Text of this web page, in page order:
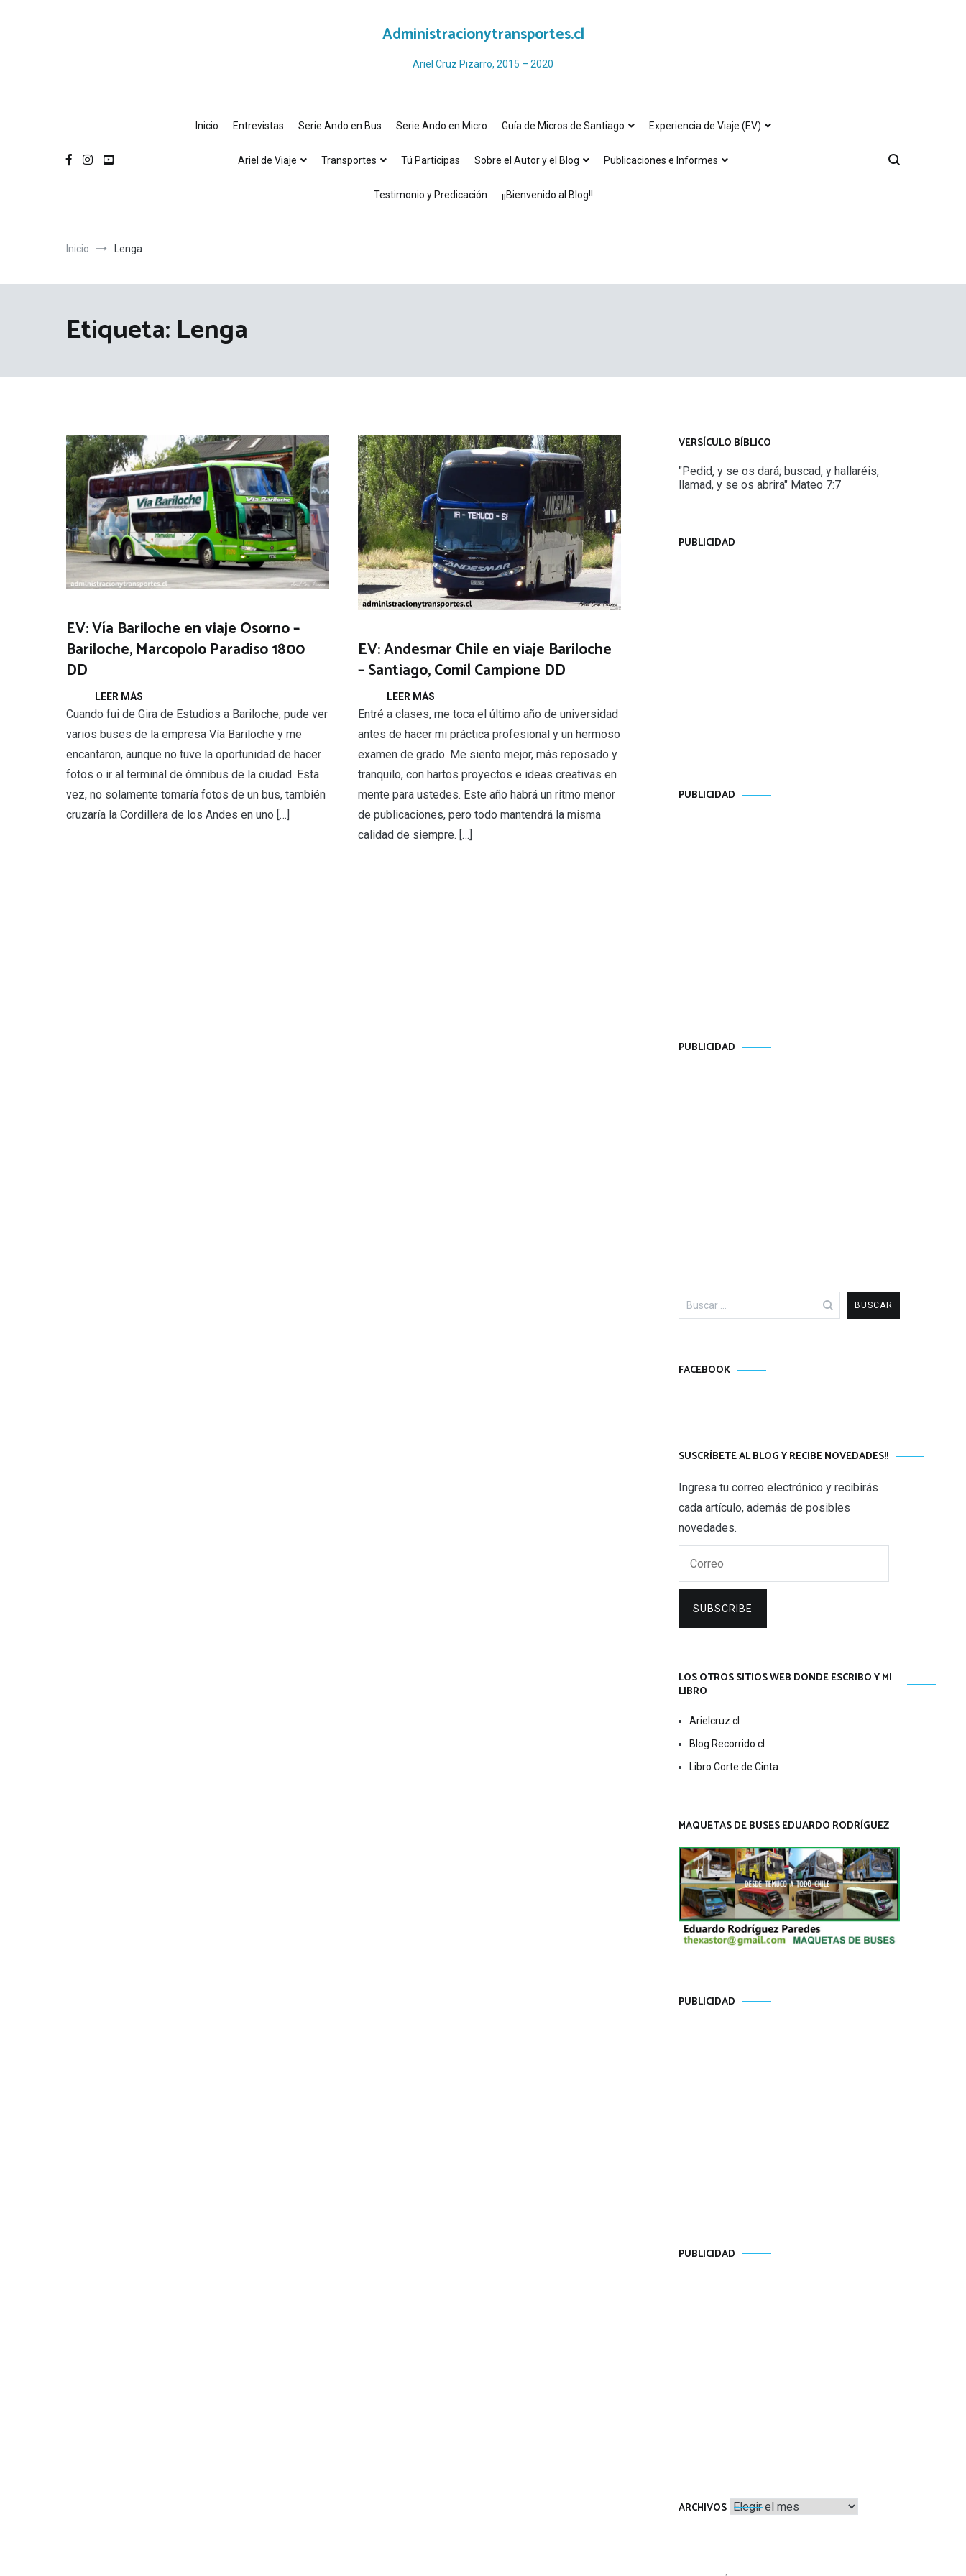
Administracionytransportes.cl
Ariel Cruz Pizarro, 2015 – 2020
Inicio Entrevistas Serie Ando en Bus Serie Ando en Micro Guía de Micros de Santiago Experiencia de Viaje (EV)
Ariel de Viaje Transportes Tú Participas Sobre el Autor y el Blog Publicaciones e Informes
Testimonio y Predicación ¡¡Bienvenido al Blog!!
Inicio Lenga
Etiqueta: Lenga
EV: Vía Bariloche en viaje Osorno –
Bariloche, Marcopolo Paradiso 1800
DD
LEER MÁS
Cuando fui de Gira de Estudios a Bariloche, pude ver
varios buses de la empresa Vía Bariloche y me
encantaron, aunque no tuve la oportunidad de hacer
fotos o ir al terminal de ómnibus de la ciudad. Esta
vez, no solamente tomaría fotos de un bus, también
cruzaría la Cordillera de los Andes en uno […]
EV: Andesmar Chile en viaje Bariloche
– Santiago, Comil Campione DD
LEER MÁS
Entré a clases, me toca el último año de universidad
antes de hacer mi práctica profesional y un hermoso
examen de grado. Me siento mejor, más reposado y
tranquilo, con hartos proyectos e ideas creativas en
mente para ustedes. Este año habrá un ritmo menor
de publicaciones, pero todo mantendrá la misma
calidad de siempre. […]
VERSÍCULO BÍBLICO
"Pedid, y se os dará; buscad, y hallaréis,
llamad, y se os abrira" Mateo 7:7
PUBLICIDAD
PUBLICIDAD
PUBLICIDAD
Buscar:
FACEBOOK
SUSCRÍBETE AL BLOG Y RECIBE NOVEDADES!!
Ingresa tu correo electrónico y recibirás
cada artículo, además de posibles
novedades.
SUBSCRIBE
LOS OTROS SITIOS WEB DONDE ESCRIBO Y MI
LIBRO
Arielcruz.cl
Blog Recorrido.cl
Libro Corte de Cinta
MAQUETAS DE BUSES EDUARDO RODRÍGUEZ
PUBLICIDAD
PUBLICIDAD
ARCHIVOS Archivos